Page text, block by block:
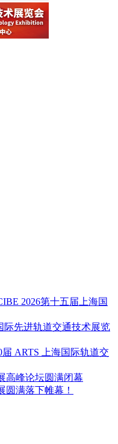
2026第十五届上海国
际先进轨道交通技术展览
ARTS 上海国际轨道交
高峰论坛圆满闭幕
圆满落下帷幕！